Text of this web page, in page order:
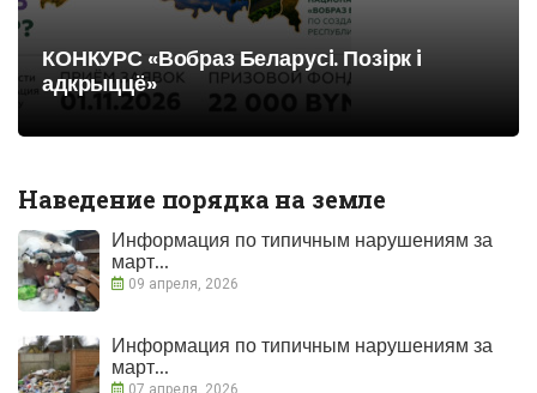
КОНКУРС «Вобраз Беларусi. Позiрк i
адкрыццё»
Наведение порядка на земле
Информация по типичным нарушениям за
март...
09 апреля, 2026
Информация по типичным нарушениям за
март...